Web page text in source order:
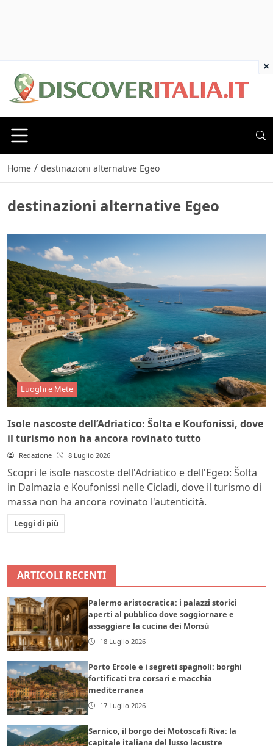
Home / destinazioni alternative Egeo
destinazioni alternative Egeo
Luoghi e Mete
Isole nascoste dell’Adriatico: Šolta e Koufonissi, dove
il turismo non ha ancora rovinato tutto
Redazione 8 Luglio 2026
Scopri le isole nascoste dell'Adriatico e dell'Egeo: Šolta
in Dalmazia e Koufonissi nelle Cicladi, dove il turismo di
massa non ha ancora rovinato l'autenticità.
Leggi di più
ARTICOLI RECENTI
Palermo aristocratica: i palazzi storici
aperti al pubblico dove soggiornare e
assaggiare la cucina dei Monsù
18 Luglio 2026
Porto Ercole e i segreti spagnoli: borghi
fortificati tra corsari e macchia
mediterranea
17 Luglio 2026
Sarnico, il borgo dei Motoscafi Riva: la
capitale italiana del lusso lacustre
×